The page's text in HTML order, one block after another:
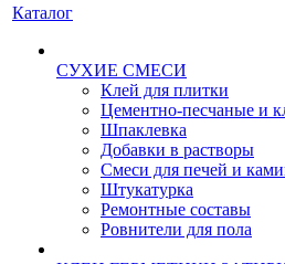
Каталог
СУХИЕ СМЕСИ
Клей для плитки
Цементно-песчаные и
Шпаклевка
Добавки в растворы
Смеси для печей и
Штукатурка
Ремонтные составы
Ровнители для пола